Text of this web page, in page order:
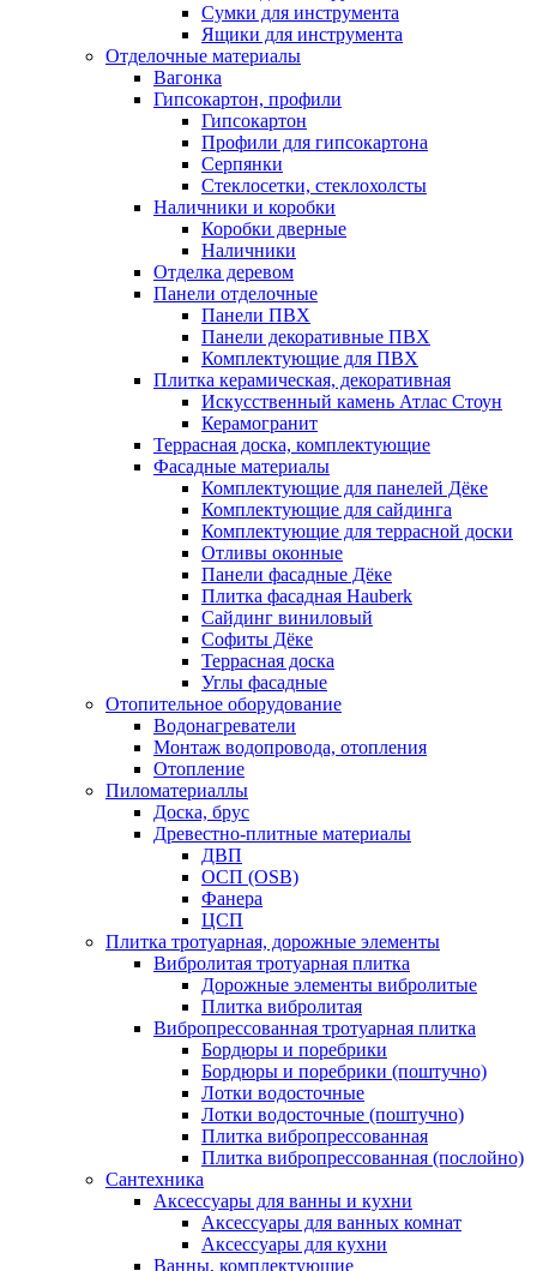
Сумки для инструмента
Ящики для инструмента
Отделочные материалы
Вагонка
Гипсокартон, профили
Гипсокартон
Профили для гипсокартона
Серпянки
Стеклосетки, стеклохолсты
Наличники и коробки
Коробки дверные
Наличники
Отделка деревом
Панели отделочные
Панели ПВХ
Панели декоративные ПВХ
Комплектующие для ПВХ
Плитка керамическая, декоративная
Искусственный камень Атлас Стоун
Керамогранит
Террасная доска, комплектующие
Фасадные материалы
Комплектующие для панелей Дёке
Комплектующие для сайдинга
Комплектующие для террасной доски
Отливы оконные
Панели фасадные Дёке
Плитка фасадная Hauberk
Сайдинг виниловый
Софиты Дёке
Террасная доска
Углы фасадные
Отопительное оборудование
Водонагреватели
Монтаж водопровода, отопления
Отопление
Пиломатериаллы
Доска, брус
Древестно-плитные материалы
ДВП
ОСП (OSB)
Фанера
ЦСП
Плитка тротуарная, дорожные элементы
Вибролитая тротуарная плитка
Дорожные элементы вибролитые
Плитка вибролитая
Вибропрессованная тротуарная плитка
Бордюры и поребрики
Бордюры и поребрики (поштучно)
Лотки водосточные
Лотки водосточные (поштучно)
Плитка вибропрессованная
Плитка вибропрессованная (послойно)
Сантехника
Аксессуары для ванны и кухни
Аксессуары для ванных комнат
Аксессуары для кухни
Ванны, комплектующие